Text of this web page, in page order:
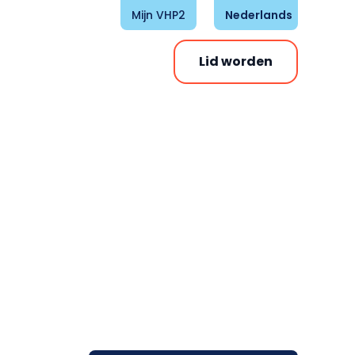
Mijn VHP2 Nederlands
Lid worden